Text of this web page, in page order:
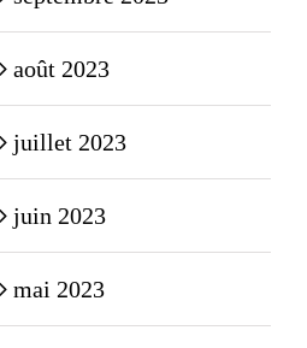
août 2023
juillet 2023
juin 2023
mai 2023